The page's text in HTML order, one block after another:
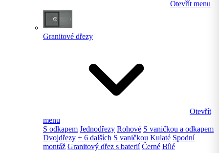
Otevřít menu
Granitové dřezy
Otevřít
menu
S odkapem Jednodřezy Rohové S vaničkou a odkapem
Dvojdřezy + 6 dalších S vaničkou Kulaté Spodní
montáž Granitový dřez s baterií Černé Bílé